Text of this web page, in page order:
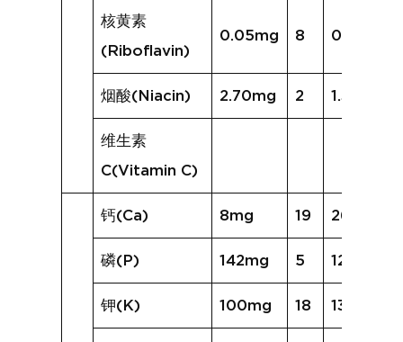
核黄素
(Riboflavin)
0.05mg 8 0.05mg
烟酸(Niacin) 2.70mg 2 1.33mg
维生素
C(Vitamin C)
钙(Ca) 8mg 19 26mg
磷(P) 142mg 5 121mg
钾(K) 100mg 18 132mg